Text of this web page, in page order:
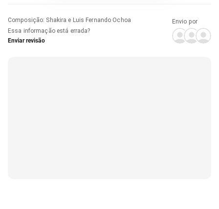
Composição: Shakira e Luis Fernando Ochoa
Essa informação está errada?
Enviar revisão
Envio por